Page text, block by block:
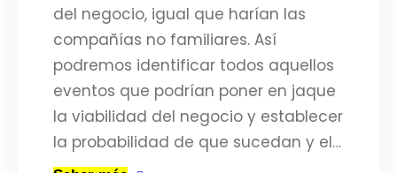
del negocio, igual que harían las
compañías no familiares. Así
podremos identificar todos aquellos
eventos que podrían poner en jaque
la viabilidad del negocio y establecer
la probabilidad de que sucedan y el…